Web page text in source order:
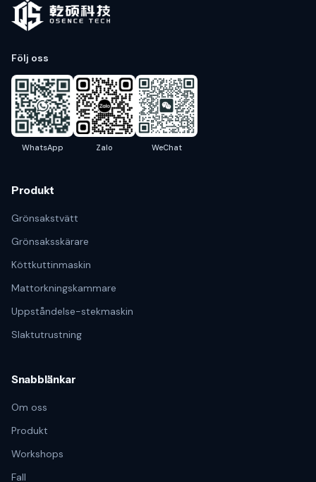
Följ oss
WhatsApp Zalo WeChat
Produkt
Grönsakstvätt
Grönsaksskärare
Köttkuttinmaskin
Mattorkningskammare
Uppståndelse-stekmaskin
Slaktutrustning
Snabblänkar
Om oss
Produkt
Workshops
Fall